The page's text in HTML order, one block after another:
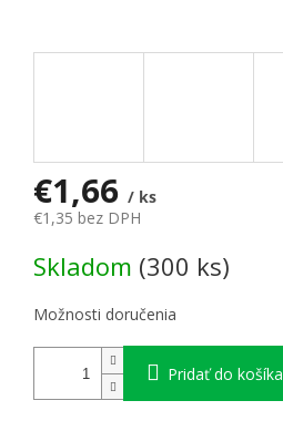
€1,66 / ks
€1,35 bez DPH
Skladom (300 ks)
Možnosti doručenia
Pridať do košíka